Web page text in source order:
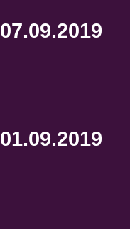
07.09.2019
01.09.2019